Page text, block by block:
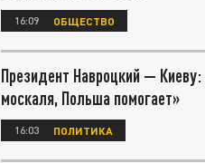
16:09 ОБЩЕСТВО
Президент Навроцкий —
москаля, Польша помогает»
16:03 ПОЛИТИКА